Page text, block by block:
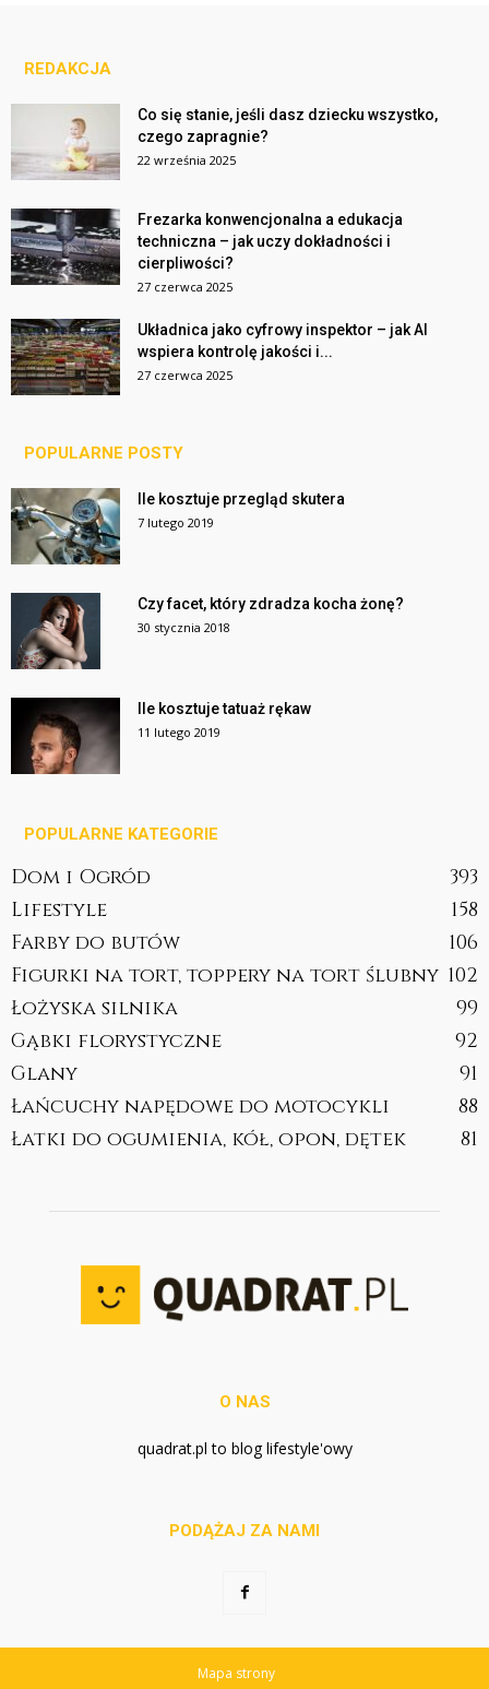
REDAKCJA
Co się stanie, jeśli dasz dziecku wszystko,
czego zapragnie?
22 września 2025
Frezarka konwencjonalna a edukacja
techniczna – jak uczy dokładności i
cierpliwości?
27 czerwca 2025
Układnica jako cyfrowy inspektor – jak AI
wspiera kontrolę jakości i...
27 czerwca 2025
POPULARNE POSTY
Ile kosztuje przegląd skutera
7 lutego 2019
Czy facet, który zdradza kocha żonę?
30 stycznia 2018
Ile kosztuje tatuaż rękaw
11 lutego 2019
POPULARNE KATEGORIE
Dom i Ogród
393
Lifestyle
158
Farby do butów
106
Figurki na tort, toppery na tort ślubny 102
Łożyska silnika
99
Gąbki florystyczne
92
Glany
91
Łańcuchy napędowe do motocykli
88
Łatki do ogumienia, kół, opon, dętek
81
O NAS
quadrat.pl to blog lifestyle'owy
PODĄŻAJ ZA NAMI
Mapa strony